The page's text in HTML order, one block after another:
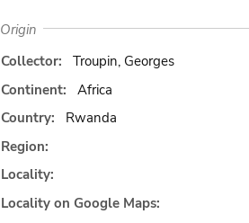
Origin
Collector:
Troupin, Georges
Continent:
Africa
Country:
Rwanda
Region:
Locality:
Locality on Google Maps: